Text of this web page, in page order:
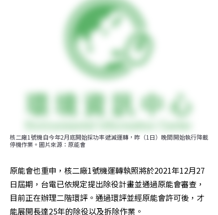
核二廠1號機自今年2月底開始採功率遞減運轉，昨（1日）晚間開始執行降載
停機作業。圖片來源：原能會
原能會也重申，核二廠1號機運轉執照將於2021年12月27
日屆期，台電已依規定提出除役計畫並通過原能會審查，
目前正在辦理二階環評。通過環評並經原能會許可後，才
能展開長達25年的除役以及拆除作業。